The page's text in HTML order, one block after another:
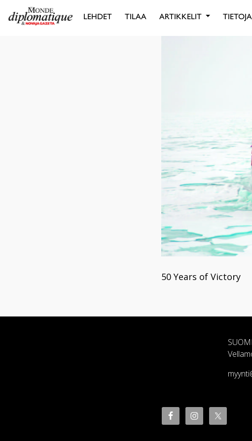
LEHDET TILAA ARTIKKELIT TIETOJA
50 Years of Victory